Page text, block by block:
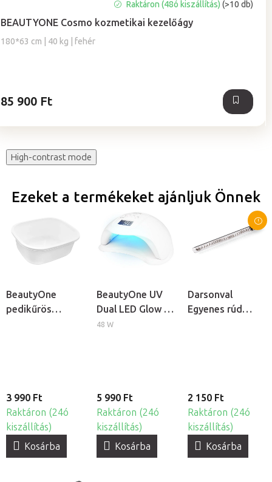
BEAUTYONE Cosmo kozmetikai kezelőágy
180*63 cm | 40 kg | fehér
átlagos
értékelése
Raktáron (48ó kiszállítás)(>10 db)
85 900 Ft
High-contrast mode
Ezeket a termékeket ajánljuk Önnek
BeautyOne
pedikűrös
3 990 Ft
Raktáron (24ó
kiszállítás)
Kosárba
BeautyOne UV
Dual LED Glow 5
professzionális
48 W
5 990 Ft
Raktáron (24ó
kiszállítás)
Kosárba
Darsonval
Egyenes rúd
2 150 Ft
Raktáron (24ó
kiszállítás)
Kosárba